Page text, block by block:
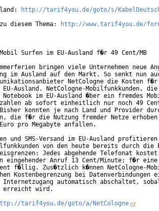
http://tarif4you.de/goto/s/
diesem Thema:
http://www.tarif4you.de/
Surfen im EU-Ausland f�r 49 Cent/MB
bringen viele Unternehmen neue
im Ausland auf den Markt. So senkt nun
NetCologne die Kosten
EU-Ausland. NetCologne-Mobilfunkkunden,
Notebook im EU-Ausland �ber ein fremdes
zahlen ab sofort einheitlich nur noch 49
konnten je nach Land und Provider
die f�r die Nutzung fremder Netze
pro Megabyte anfallen.
und SMS-Versand im EU-Ausland profitieren
von den heute bereits durch die
Jedes abgehende Telefonat kostet
eingehender Anruf 13 Cent/Minute; f�r eine
f�llig. Zus�tzlich k�nnen NetCologne-
Kostenbegrenzung bei Datenverbindungen
Internetzugang automatisch abschaltet,
erreicht wird.
tarif4you.de/goto/a/NetCologne